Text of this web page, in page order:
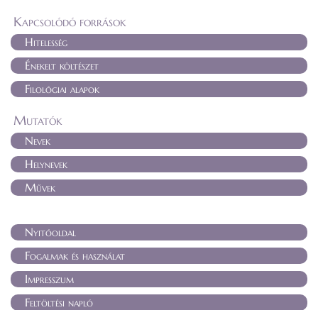
Kapcsolódó források
Hitelesség
Énekelt költészet
Filológiai alapok
Mutatók
Nevek
Helynevek
Művek
Nyitóoldal
Fogalmak és használat
Impresszum
Feltöltési napló